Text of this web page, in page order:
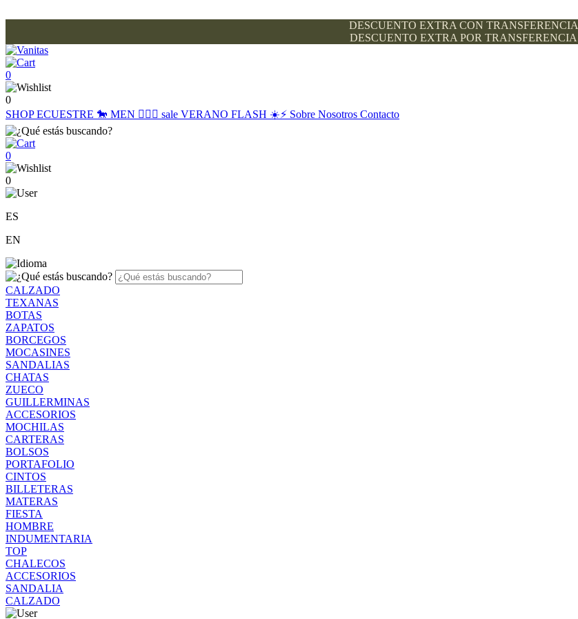
DESCUENTO EXTRA CON TRANSFERENCIA
DESCUENTO EXTRA POR TRANSFERENCIA
0
0
SHOPECUESTRE 🐎 MEN 🙋🏽‍♂️ sale VERANO FLASH ☀️⚡️ Sobre Nosotros Contacto
0
0
ES
EN
CALZADO
TEXANAS
BOTAS
ZAPATOS
BORCEGOS
MOCASINES
SANDALIAS
CHATAS
ZUECO
GUILLERMINAS
ACCESORIOS
MOCHILAS
CARTERAS
BOLSOS
PORTAFOLIO
CINTOS
BILLETERAS
MATERAS
FIESTA
HOMBRE
INDUMENTARIA
TOP
CHALECOS
ACCESORIOS
SANDALIA
CALZADO